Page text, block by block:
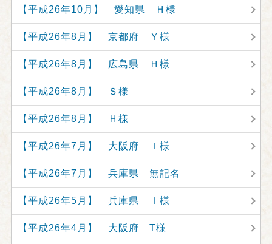
【平成26年10月】 愛知県 Ｈ様
【平成26年8月】 京都府 Ｙ様
【平成26年8月】 広島県 Ｈ様
【平成26年8月】 Ｓ様
【平成26年8月】 Ｈ様
【平成26年7月】 大阪府 Ｉ様
【平成26年7月】 兵庫県 無記名
【平成26年5月】 兵庫県 Ｉ様
【平成26年4月】 大阪府 T様